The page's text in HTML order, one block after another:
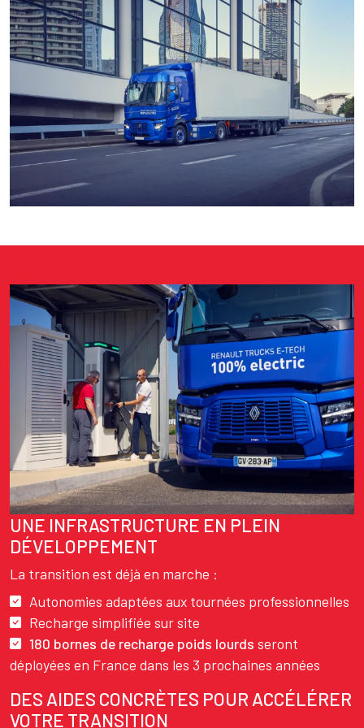
Image
Texte
UNE INFRASTRUCTURE EN PLEIN
DÉVELOPPEMENT
La transition est déjà en marche :
Autonomies adaptées aux tournées professionnelles
Recharge simplifiée sur site
180 bornes de recharge poids lourds seront
déployées en France dans les 3 prochaines années
DES AIDES CONCRÈTES POUR ACCÉLÉRER
VOTRE TRANSITION